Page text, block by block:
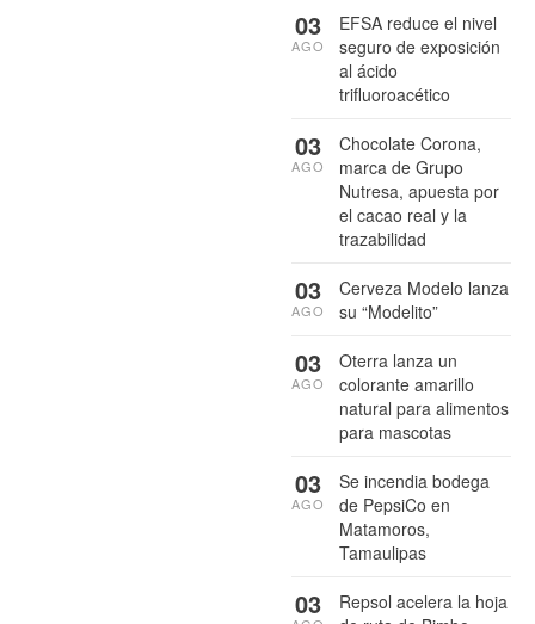
EFSA reduce el nivel
seguro de exposición
al ácido
trifluoroacético
03
AGO
Chocolate Corona,
marca de Grupo
Nutresa, apuesta por
el cacao real y la
trazabilidad
03
AGO
Cerveza Modelo lanza
su “Modelito”
03
AGO
Oterra lanza un
colorante amarillo
natural para alimentos
para mascotas
03
AGO
Se incendia bodega
de PepsiCo en
Matamoros,
Tamaulipas
03
AGO
Repsol acelera la hoja
03